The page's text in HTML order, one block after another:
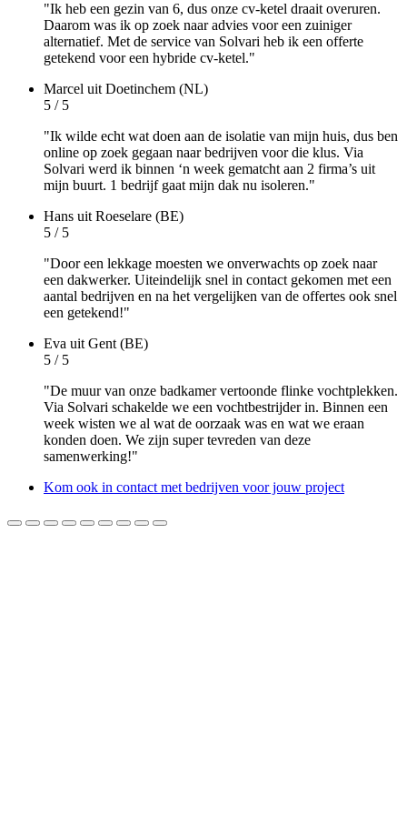
"Ik heb een gezin van 6, dus onze cv-ketel draait overuren.
Daarom was ik op zoek naar advies voor een zuiniger
alternatief. Met de service van Solvari heb ik een offerte
getekend voor een hybride cv-ketel."
Marcel uit Doetinchem (NL)
5 / 5
"Ik wilde echt wat doen aan de isolatie van mijn huis, dus ben
online op zoek gegaan naar bedrijven voor die klus. Via
Solvari werd ik binnen ‘n week gematcht aan 2 firma’s uit
mijn buurt. 1 bedrijf gaat mijn dak nu isoleren."
Hans uit Roeselare (BE)
5 / 5
"Door een lekkage moesten we onverwachts op zoek naar
een dakwerker. Uiteindelijk snel in contact gekomen met een
aantal bedrijven en na het vergelijken van de offertes ook snel
een getekend!"
Eva uit Gent (BE)
5 / 5
"De muur van onze badkamer vertoonde flinke vochtplekken.
Via Solvari schakelde we een vochtbestrijder in. Binnen een
week wisten we al wat de oorzaak was en wat we eraan
konden doen. We zijn super tevreden van deze
samenwerking!"
Kom ook in contact met bedrijven voor jouw project